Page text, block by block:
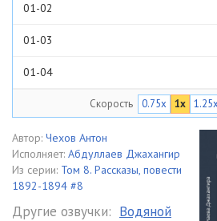
01-02
01-03
01-04
01-06
01-07
Скорость 0.75x 1x 1.25x
Автор: Чехов Антон
Исполняет: Абдуллаев Джахангир
Из серии: Том 8. Рассказы, повести
1892-1894 #8
Другие озвучки: Водяной